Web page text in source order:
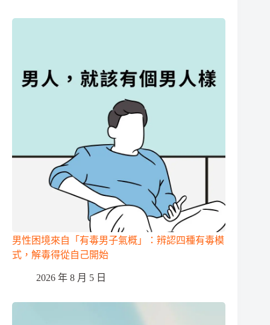
男性困境來自「有毒男子氣概」：辨認四種有毒模
式，解毒得從自己開始
2026 年 8 月 5 日